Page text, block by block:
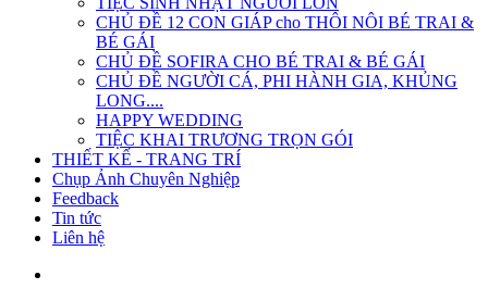
CHỦ ĐỀ 12 CON GIÁP cho THÔI NÔI BÉ TRAI &
BÉ GÁI
CHỦ ĐỀ SOFIRA CHO BÉ TRAI & BÉ GÁI
CHỦ ĐỀ NGƯỜI CÁ, PHI HÀNH GIA, KHỦNG
LONG....
HAPPY WEDDING
TIỆC KHAI TRƯƠNG TRỌN GÓI
THIẾT KẾ - TRANG TRÍ
Chụp Ảnh Chuyên Nghiệp
Feedback
Tin tức
Liên hệ